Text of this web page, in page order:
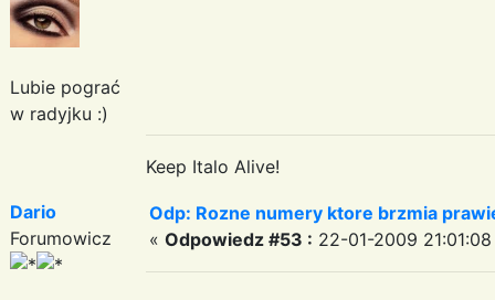
Lubie pograć
w radyjku :)
Keep Italo Alive!
Dario
Forumowicz
Odp: Rozne numery ktore brzmia
« Odpowiedz #53 : 22-01-2009